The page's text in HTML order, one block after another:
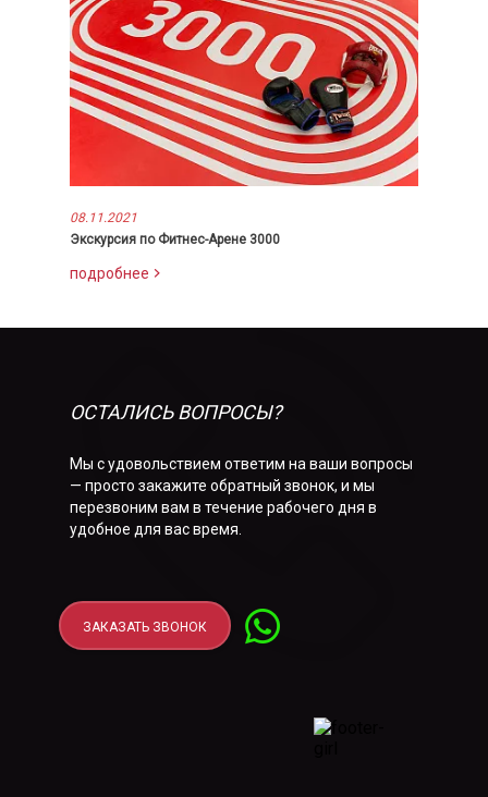
08.11.2021
Экскурсия по Фитнес-Арене 3000
подробнее
ОСТАЛИСЬ ВОПРОСЫ?
Мы с удовольствием ответим на ваши вопросы
— просто закажите обратный звонок, и мы
перезвоним вам в течение рабочего дня в
удобное для вас время.
ЗАКАЗАТЬ ЗВОНОК